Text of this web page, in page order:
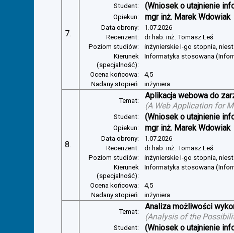
7.
Student: (Wniosek o utajnienie
Opiekun: mgr inż. Marek Wdowiak
Data obrony:
1.07.2026
Recenzent:
dr hab. inż. Tomasz Leś
Poziom studiów:
inżynierskie I-go stopnia,
Kierunek
(specjalność):
Informatyka stosowana
Ocena końcowa:
4,5
Nadany stopień:
inżyniera
8.
Temat:
Aplikacja webowa do
(A Web Application for
Student: (Wniosek o utajnienie
Opiekun: mgr inż. Marek Wdowiak
Data obrony:
1.07.2026
Recenzent:
dr hab. inż. Tomasz Leś
Poziom studiów:
inżynierskie I-go stopnia,
Kierunek
(specjalność):
Informatyka stosowana
Ocena końcowa:
4,5
Nadany stopień:
inżyniera
Temat:
Analiza możliwości
(Analysis of the
Student: (Wniosek o utajnienie